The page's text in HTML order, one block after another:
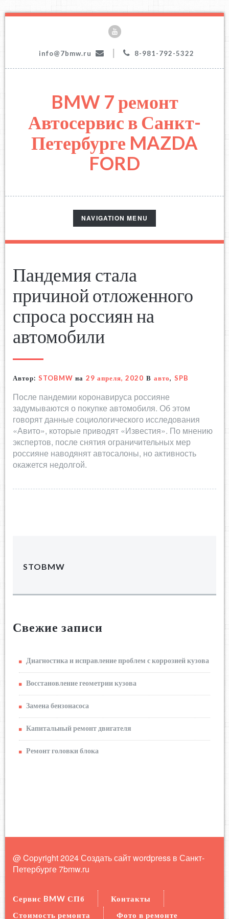
info@7bmw.ru 8-981-792-5322
BMW 7 ремонт
Автосервис в Санкт-
Петербурге MAZDA
FORD
TOGGLE
NAVIGATION
NAVIGATION MENU
Пандемия стала
причиной отложенного
спроса россиян на
автомобили
Автор: STOBMW на 29 апреля, 2020 В авто, SPB
После пандемии коронавируса россияне
задумываются о покупке автомобиля. Об этом
говорят данные социологического исследования
«Авито», которые приводят «Известия». По мнению
экспертов, после снятия ограничительных мер
россияне наводянят автосалоны, но активность
окажется недолгой.
STOBMW
Свежие записи
Диагностика и исправление проблем с коррозией кузова
Восстановление геометрии кузова
Замена бензонасоса
Капитальный ремонт двигателя
Ремонт головки блока
@ Copyright 2024 Создать сайт wordpress в Санкт-
Петербурге7bmw.ru
Сервис BMW СПб
Контакты
Стоимость ремонта
Фото в ремонте